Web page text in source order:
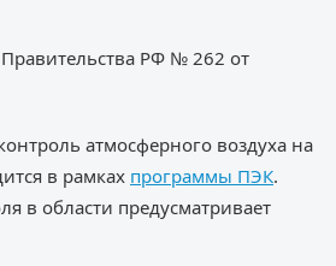
РФ № 262 от
атмосферного воздуха на
в рамках программы ПЭК.
в области предусматривает